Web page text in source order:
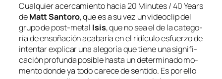
Cualquier acer­ca­mien­to ha­cia20 Minutes / 40 Years
deMatt Santoro, que es a su vez un vi­deo­clip del
gru­po depost-metal Isis, que no sea el de la ca­te­go­
ría de en­so­ña­ción aca­ba­ría en el ri­dícu­lo es­fuer­zo de
in­ten­tar ex­pli­car una ale­go­ría que tie­ne una sig­ni­fi­
ca­ción pro­fun­da po­si­ble has­ta un de­ter­mi­na­do mo­
men­to don­de ya to­do ca­re­ce de sen­ti­do. Es por ello